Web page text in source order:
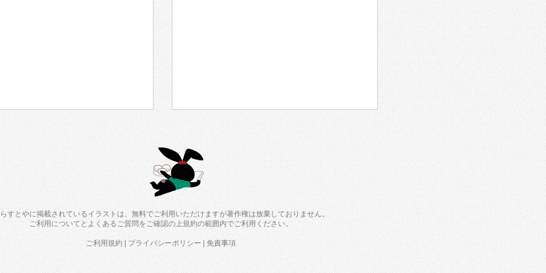
すとやに掲載されているイラストは、無料でご利用いただけますが著作権は放棄しておりません。
ご利用について と よくあるご質問をご確認の上規約の範囲内でご利用ください。
ご利用規約 | プライバシーポリシー |免責事項